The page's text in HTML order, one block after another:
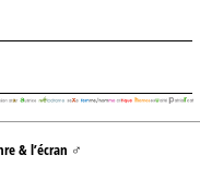
& l’écran ♂